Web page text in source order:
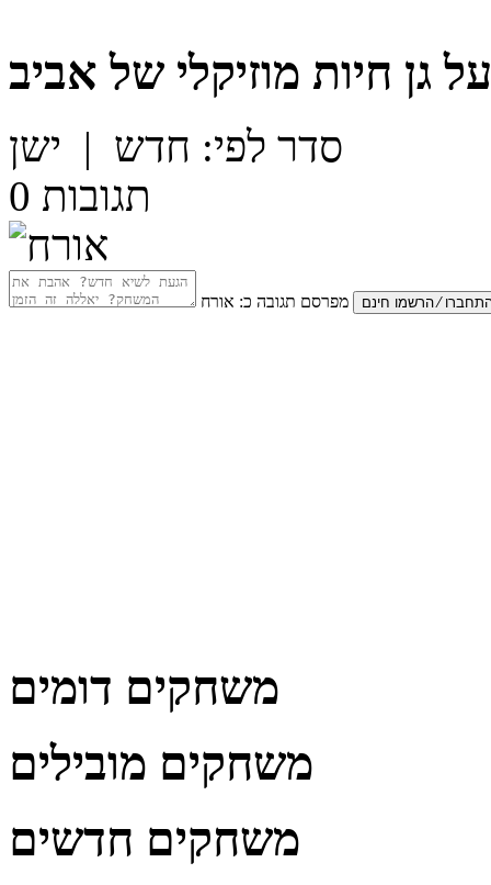
גן חיות מוזיקלי של אביב
סדר לפי: חדש | ישן
0 תגובות
מפרסם תגובה כ: אורח
משחקים דומים
משחקים מובילים
משחקים חדשים